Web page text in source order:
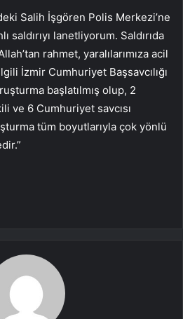
Salih İşgören Polis Merkezi’ne
saldırıyı lanetliyorum. Saldırıda
rahmet, yaralılarımıza acil
İzmir Cumhuriyet Başsavcılığı
başlatılmış olup, 2
ve 6 Cumhuriyet savcısı
tüm boyutlarıyla çok yönlü